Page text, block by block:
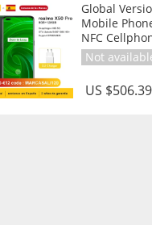
Global
Mobile
NFC
Not
US $506.39